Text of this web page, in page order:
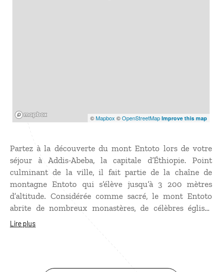
©Mapbox ©OpenStreetMap Improve this map
Partez à la découverte du mont Entoto lors de votre
séjour à Addis-Abeba, la capitale d’Éthiopie. Point
culminant de la ville, il fait partie de la chaîne de
montagne Entoto qui s’élève jusqu’à 3 200 mètres
d’altitude. Considérée comme sacré, le mont Entoto
abrite de nombreux monastères, de célèbres églises
comme celle de Sainte-Marie, ou encore le palais de
Lire plus